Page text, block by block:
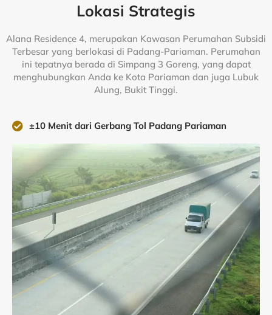
Lokasi Strategis
Alana Residence 4, merupakan Kawasan Perumahan Subsidi
Terbesar yang berlokasi di Padang-Pariaman. Perumahan
ini tepatnya berada di Simpang 3 Goreng, yang dapat
menghubungkan Anda ke Kota Pariaman dan juga Lubuk
Alung, Bukit Tinggi.
±10 Menit dari Gerbang Tol Padang Pariaman